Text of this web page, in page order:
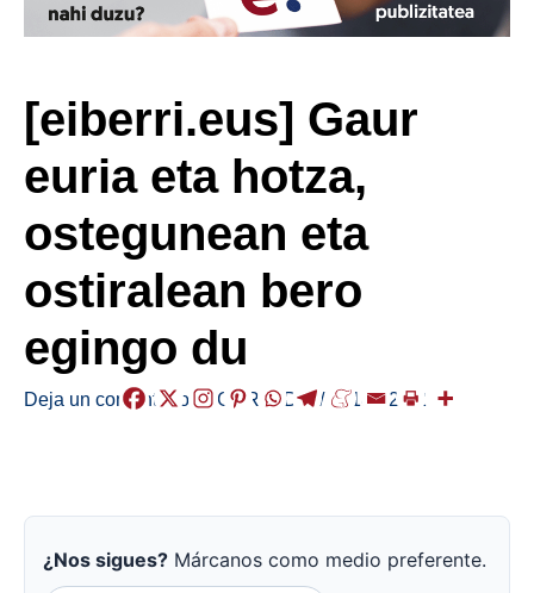
[eiberri.eus] Gaur
euria eta hotza,
ostegunean eta
ostiralean bero
egingo du
Deja un comentario /EGURALDIA/ 2018-02-12
¿Nos sigues? Márcanos como medio preferente.